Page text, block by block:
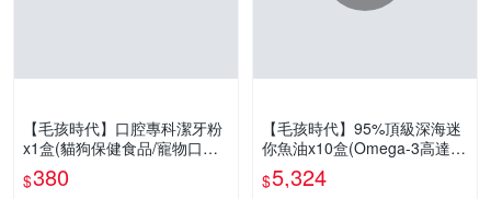
【毛孩時代】口腔專科潔牙粉
x1盒(貓狗保健食品/寵物口腔
保健)
$380
【毛孩時代】95%頂級深海迷
你魚油x10盒(Omega-3高達9
5%、24項國際專利、專利SP
D去腥味技術)
$5,324